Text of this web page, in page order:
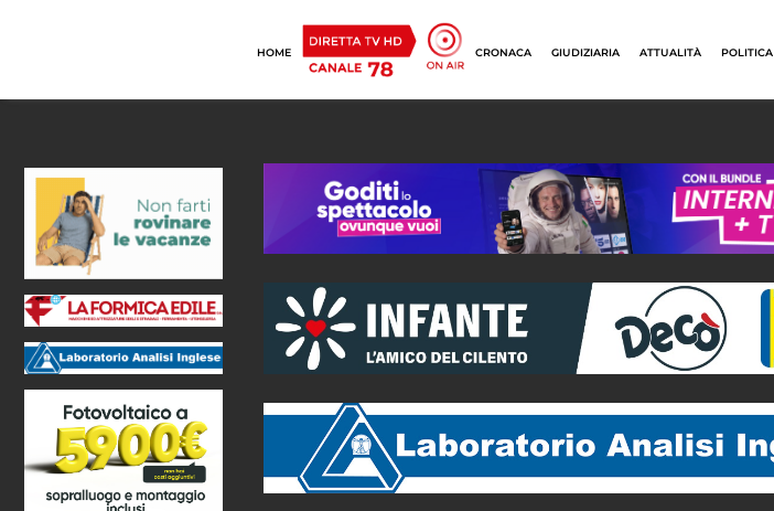
HOME CRONACA GIUDIZIARIA ATTUALITÀ POLITICA